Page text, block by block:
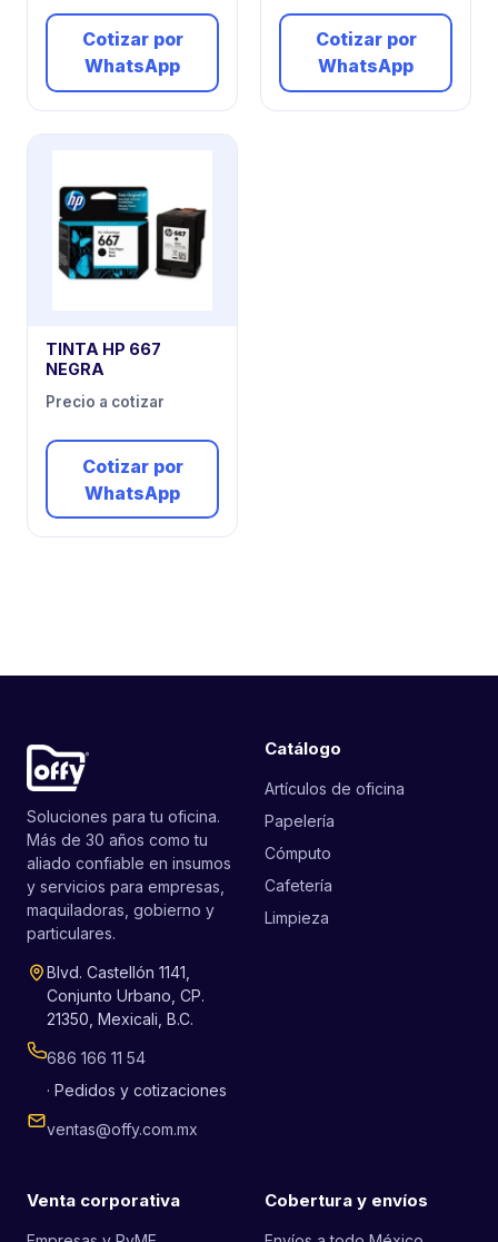
Cotizar por
WhatsApp
Cotizar por
WhatsApp
TINTA HP 667
NEGRA
Precio a cotizar
Cotizar por
WhatsApp
Soluciones para tu oficina.
Más de 30 años como tu
aliado confiable en insumos
y servicios para empresas,
maquiladoras, gobierno y
particulares.
Blvd. Castellón 1141,
Conjunto Urbano, CP.
21350, Mexicali, B.C.
686 166 11 54
· Pedidos y cotizaciones
ventas@offy.com.mx
Catálogo
Artículos de oficina
Papelería
Cómputo
Cafetería
Limpieza
Venta corporativa Cobertura y envíos